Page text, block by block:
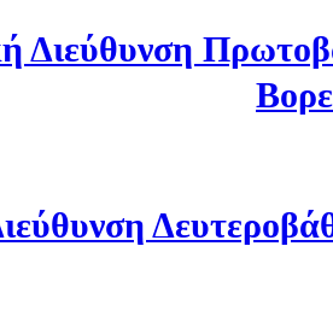
Διεύθυνση